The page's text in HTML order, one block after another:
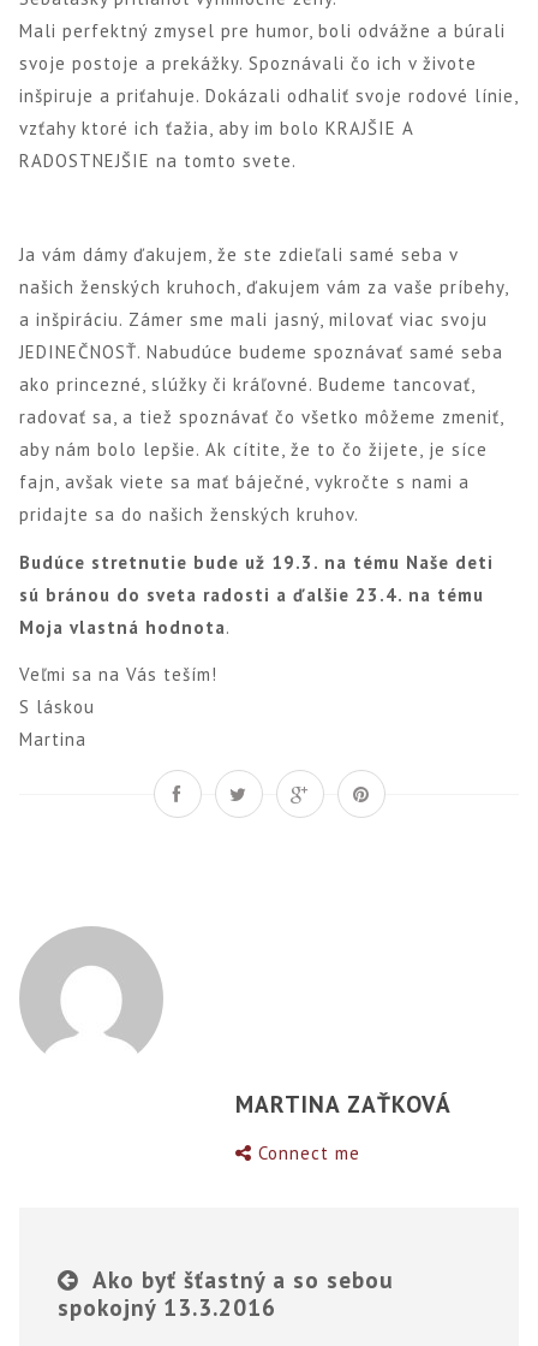
Mali perfektný zmysel pre humor, boli odvážne a búrali
svoje postoje a prekážky. Spoznávali čo ich v živote
inšpiruje a priťahuje. Dokázali odhaliť svoje rodové línie,
vzťahy ktoré ich ťažia, aby im bolo KRAJŠIE A
RADOSTNEJŠIE na tomto svete.
Ja vám dámy ďakujem, že ste zdieľali samé seba v
našich ženských kruhoch, ďakujem vám za vaše príbehy,
a inšpiráciu. Zámer sme mali jasný, milovať viac svoju
JEDINEČNOSŤ. Nabudúce budeme spoznávať samé seba
ako princezné, slúžky či kráľovné. Budeme tancovať,
radovať sa, a tiež spoznávať čo všetko môžeme zmeniť,
aby nám bolo lepšie. Ak cítite, že to čo žijete, je síce
fajn, avšak viete sa mať báječné, vykročte s nami a
pridajte sa do našich ženských kruhov.
Budúce stretnutie bude už 19.3. na tému Naše deti
sú bránou do sveta radosti a ďalšie 23.4. na tému
Moja vlastná hodnota.
Veľmi sa na Vás teším!
S láskou
Martina
MARTINA ZAŤKOVÁ
Connect me
Ako byť šťastný a so sebou
spokojný 13.3.2016